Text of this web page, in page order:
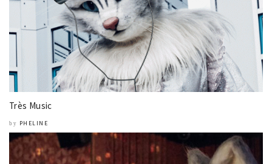
Très Music
by PHELINE